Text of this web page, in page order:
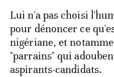
Lui n'a pas choisi
pour dénoncer ce
nigériane, et
"parrains" qui
aspirants-candidats.